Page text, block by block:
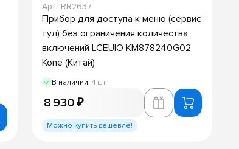
Арт.: RR2637
Прибор для доступа к меню (сервис
тул) без ограничения количества
включений LCEUIO KM878240G02
Kone (Китай)
В наличии: 4 шт
8 930 ₽
Можно купить дешевле!